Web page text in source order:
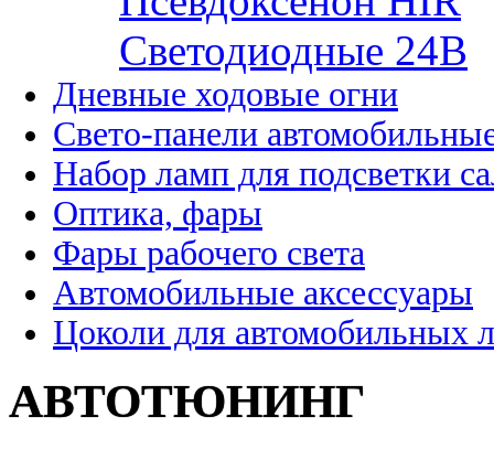
Cветодиодные 24B
Дневные ходовые огни
Свето-панели
Набор ламп для подсветки
Оптика, фары
Фары рабочего света
Автомобильные аксессуары
Цоколи для автомобильных
АВТОТЮНИНГ